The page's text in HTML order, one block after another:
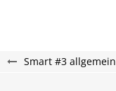
Smart #3 allgemein